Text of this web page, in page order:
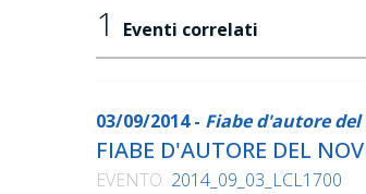
1 Eventi correlati
03/09/2014 - Fiabe d'autore
FIABE D'AUTORE DEL
EVENTO 2014_09_03_LCL1700